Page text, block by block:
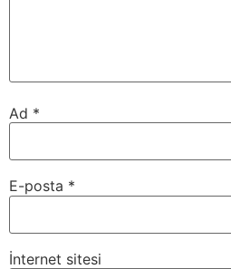
Ad *
E-posta *
İnternet sitesi